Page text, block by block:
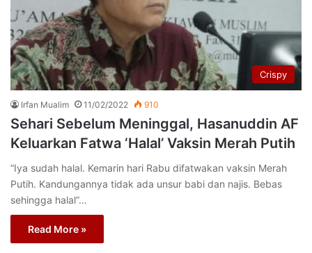
Crispy
Irfan Mualim 11/02/2022 910
Sehari Sebelum Meninggal, Hasanuddin AF
Keluarkan Fatwa ‘Halal’ Vaksin Merah Putih
“Iya sudah halal. Kemarin hari Rabu difatwakan vaksin Merah
Putih. Kandungannya tidak ada unsur babi dan najis. Bebas
sehingga halal”…
Read More »